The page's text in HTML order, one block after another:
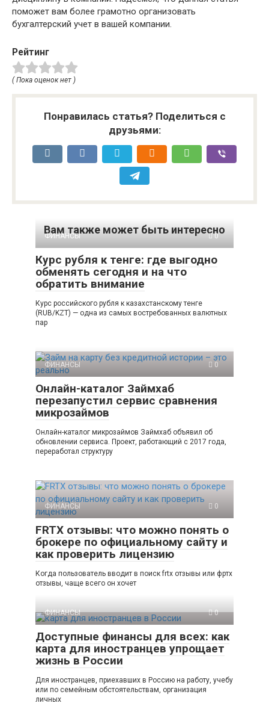
поможет вам более грамотно организовать
бухгалтерский учет в вашей компании.
Рейтинг
( Пока оценок нет )
Понравилась статья? Поделиться с
друзьями:
Вам также может быть интересно
ФИНАНСЫ 0
Курс рубля к тенге: где выгодно
обменять сегодня и на что
обратить внимание
Курс российского рубля к казахстанскому тенге
(RUB/KZT) — одна из самых востребованных валютных
пар
ФИНАНСЫ 0
Онлайн-каталог Займхаб
перезапустил сервис сравнения
микрозаймов
Онлайн-каталог микрозаймов Займхаб объявил об
обновлении сервиса. Проект, работающий с 2017 года,
переработал структуру
ФИНАНСЫ 0
FRTX отзывы: что можно понять о
брокере по официальному сайту и
как проверить лицензию
Когда пользователь вводит в поиск frtx отзывы или фртх
отзывы, чаще всего он хочет
ФИНАНСЫ 0
Доступные финансы для всех: как
карта для иностранцев упрощает
жизнь в России
Для иностранцев, приехавших в Россию на работу, учебу
или по семейным обстоятельствам, организация
личных